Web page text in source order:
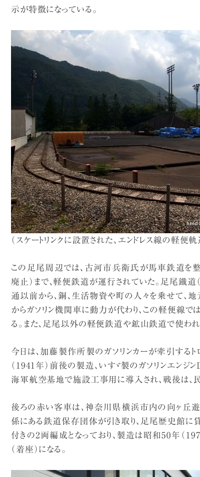
示が特徴になっている。
（スケートリンクに設置された、エンドレス線の軽便軌
この足尾周辺では、古河市兵衛氏が馬車鉄道を
廃止）まで、軽便鉄道が運行されていた。足尾鐡道
通以前から、銅、生活物資や町の人々を乗せて、地
からガソリン機関車に動力が代わり、この軽便線で
る。また、足尾以外の軽便鉄道や鉱山鉄道で使われ
今日は、加藤製作所製のガソリンカーが牽引する
（1941年）前後の製造、いすゞ製のガソリンエン
海軍航空基地で施設工事用に導入され、戦後は、
後ろの赤い客車は、神奈川県横浜市内の向ヶ丘遊
係にある鉄道保存団体が引き取り、足尾歴史館に貸
付きの2両編成となっており、製造は昭和50年（
（着座）になる。